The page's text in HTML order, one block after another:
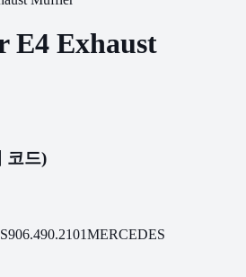
E4 Exhaust
코드)
906.490.2101MERCEDES